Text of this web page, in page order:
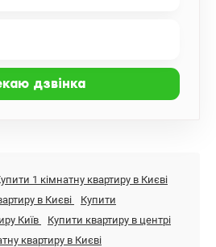
1 кімнатну квартиру в Києві
в Києві
Купити
Київ
Купити квартиру в центрі
квартиру в Києві